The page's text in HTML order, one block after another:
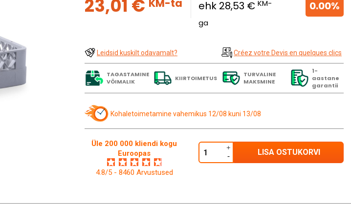
23,01 € KM-ta ehk 28,53 €KM-
ga
0.00%
Leidsid kuskilt odavamalt? Créez votre Devis en quelques clics
TAGASTAMINE
VÕIMALIK
KIIRTOIMETUS
TURVALINE
MAKSMINE
1-
aastane
garantii
Kohaletoimetamine vahemikus 12/08 kuni 13/08
Üle 200 000 kliendi kogu
Euroopas
4.8/5 - 8460 Arvustused
LISA OSTUKORVI